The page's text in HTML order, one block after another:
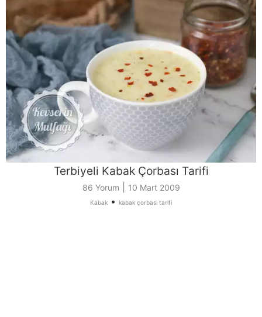
Terbiyeli Kabak Çorbası Tarifi
86 Yorum 10 Mart 2009
Kabak • kabak çorbası tarifi